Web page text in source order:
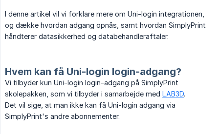
I denne artikel vil vi forklare mere om Uni-login integrationen,
og dække hvordan adgang opnås, samt hvordan SimplyPrint
håndterer datasikkerhed og databehandleraftaler.
Hvem kan få Uni-login login-adgang?
Vi tilbyder kun Uni-login login-adgang på SimplyPrint
skolepakken, som vi tilbyder i samarbejde med LAB3D.
Det vil sige, at man ikke kan få Uni-login adgang via
SimplyPrint's andre abonnementer.